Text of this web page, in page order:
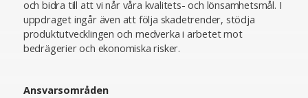
och bidra till att vi når våra kvalitets- och lönsamhetsmål. I
uppdraget ingår även att följa skadetrender, stödja
produktutvecklingen och medverka i arbetet mot
bedrägerier och ekonomiska risker.
Ansvarsområden